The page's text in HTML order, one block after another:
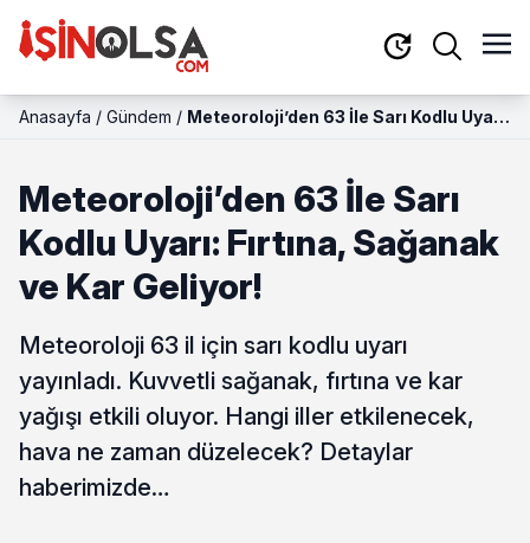
Anasayfa / Gündem / Meteoroloji’den 63 İle Sarı Kodlu Uyarı:
Meteoroloji’den 63 İle Sarı
Kodlu Uyarı: Fırtına, Sağanak
ve Kar Geliyor!
Meteoroloji 63 il için sarı kodlu uyarı
yayınladı. Kuvvetli sağanak, fırtına ve kar
yağışı etkili oluyor. Hangi iller etkilenecek,
hava ne zaman düzelecek? Detaylar
haberimizde…